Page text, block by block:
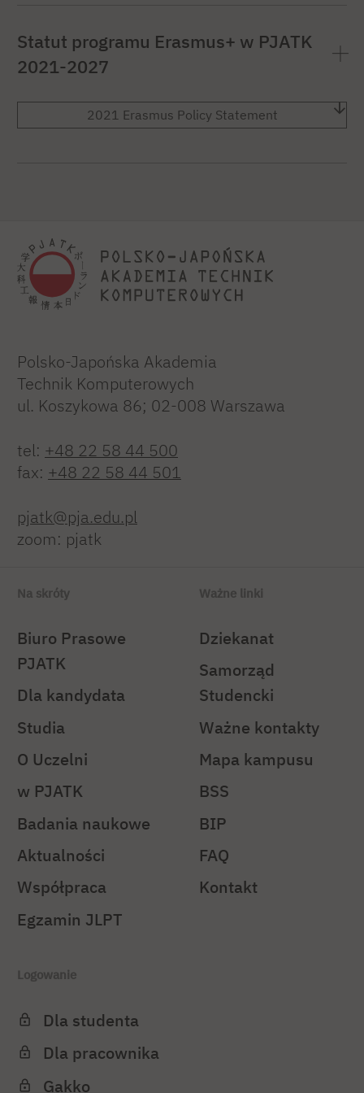
Statut programu Erasmus+ w PJATK
2021-2027
2021 Erasmus Policy Statement
Polsko-Japońska Akademia
Technik Komputerowych
ul. Koszykowa 86; 02-008 Warszawa
tel: +48 22 58 44 500
fax: +48 22 58 44 501
pjatk@pja.edu.pl
zoom: pjatk
Na skróty
Biuro Prasowe
PJATK
Dla kandydata
Studia
O Uczelni
w PJATK
Badania naukowe
Aktualności
Współpraca
Egzamin JLPT
Ważne linki
Dziekanat
Samorząd
Studencki
Ważne kontakty
Mapa kampusu
BSS
BIP
FAQ
Kontakt
Logowanie
Dla studenta
Dla pracownika
Gakko